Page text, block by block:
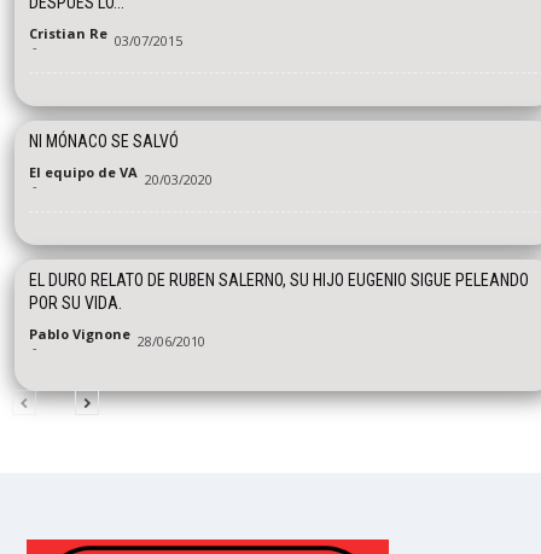
Cristian Re
- 03/07/2015
NI MÓNACO SE SALVÓ
El equipo de VA
- 20/03/2020
EL DURO RELATO DE RUBEN SALERNO, SU HIJO EUGENIO SIGUE PELEANDO
POR SU VIDA.
Pablo Vignone
- 28/06/2010